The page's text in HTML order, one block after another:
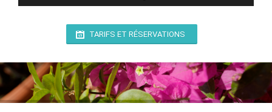
TARIFS ET RÉSERVATIONS